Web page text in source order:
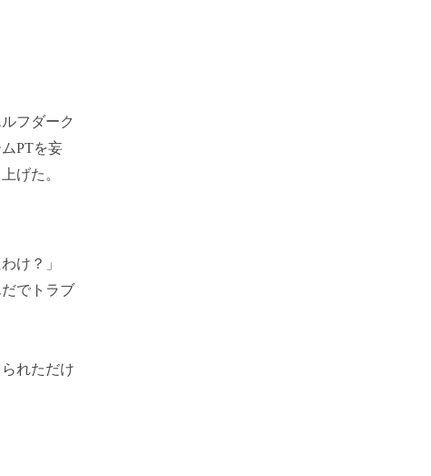
フダーク
PTを妄
げた。
け？」
でトラブ
れただけ